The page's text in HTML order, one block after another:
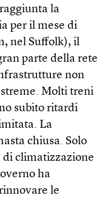
la
per il mese di
nel Suffolk), il
parte della rete
non
Molti treni
subito ritardi
La
chiusa. Solo
climatizzazione
ha
le